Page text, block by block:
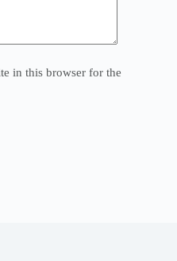
in this browser for the